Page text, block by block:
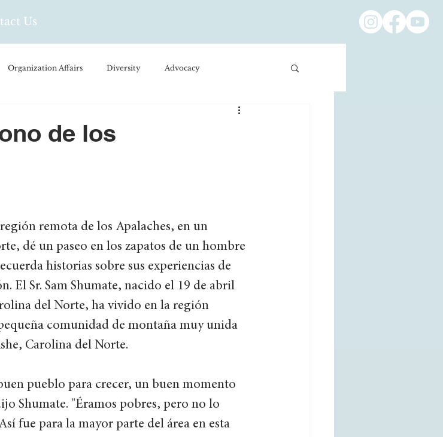
Us
Organization Affairs Diversity Advocacy
de los
remota de los Apalaches, en un
dé un paseo en los zapatos de un hombre
historias sobre sus experiencias de
El Sr. Sam Shumate, nacido el 19 de abril
del Norte, ha vivido en la región
comunidad de montaña muy unida
Carolina del Norte.
pueblo para crecer, un buen momento
Shumate. "Éramos pobres, pero no lo
fue para la mayor parte del área en esta